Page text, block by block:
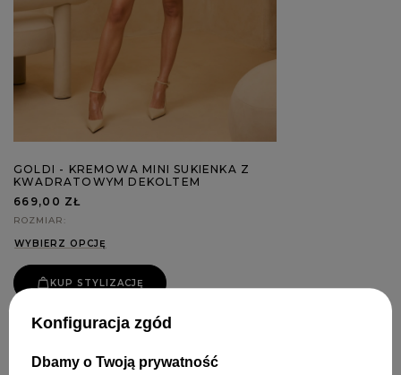
GOLDI - KREMOWA MINI SUKIENKA Z
KWADRATOWYM DEKOLTEM
669,00 ZŁ
ROZMIAR
WYBIERZ OPCJĘ
KUP STYLIZACJĘ
Konfiguracja zgód
Dbamy o Twoją prywatność